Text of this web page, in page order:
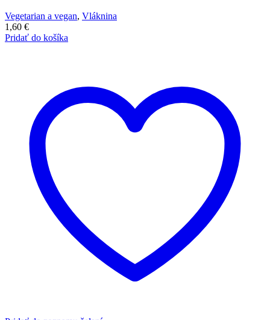
Vegetarian a vegan, Vláknina
1,60 €
Pridať do košíka